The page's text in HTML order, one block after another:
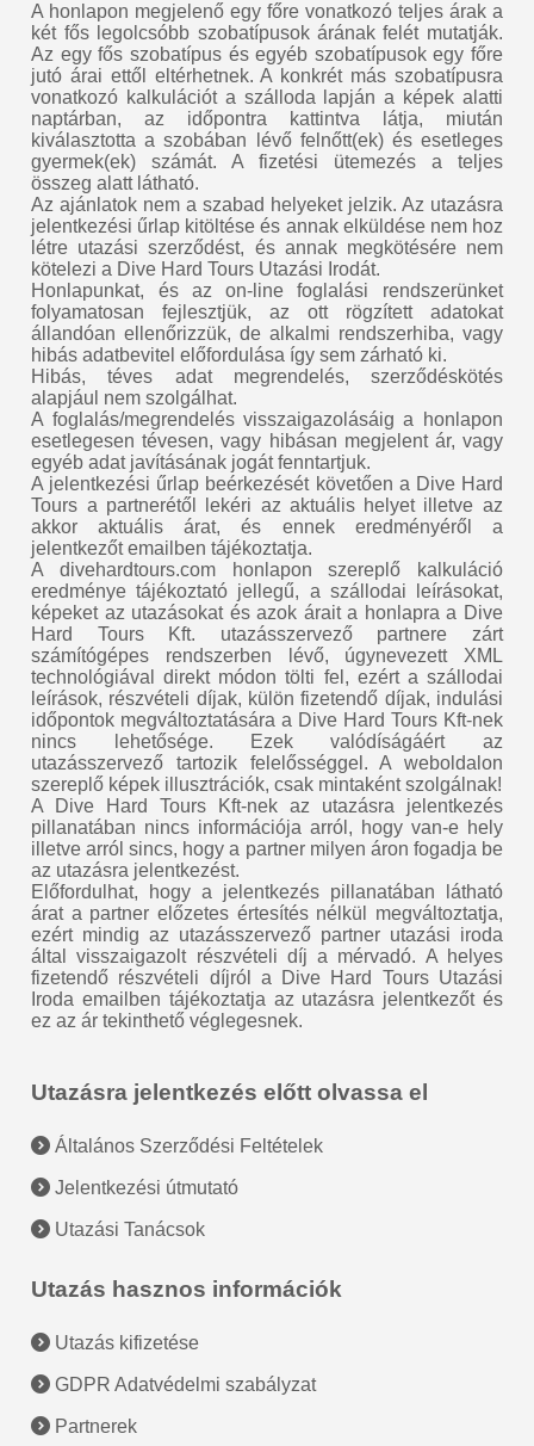
A honlapon megjelenő egy főre vonatkozó teljes árak a
két fős legolcsóbb szobatípusok árának felét mutatják.
Az egy fős szobatípus és egyéb szobatípusok egy főre
jutó árai ettől eltérhetnek. A konkrét más szobatípusra
vonatkozó kalkulációt a szálloda lapján a képek alatti
naptárban, az időpontra kattintva látja, miután
kiválasztotta a szobában lévő felnőtt(ek) és esetleges
gyermek(ek) számát. A fizetési ütemezés a teljes
összeg alatt látható.
Az ajánlatok nem a szabad helyeket jelzik. Az utazásra
jelentkezési űrlap kitöltése és annak elküldése nem hoz
létre utazási szerződést, és annak megkötésére nem
kötelezi a Dive Hard Tours Utazási Irodát.
Honlapunkat, és az on-line foglalási rendszerünket
folyamatosan fejlesztjük, az ott rögzített adatokat
állandóan ellenőrizzük, de alkalmi rendszerhiba, vagy
hibás adatbevitel előfordulása így sem zárható ki.
Hibás, téves adat megrendelés, szerződéskötés
alapjául nem szolgálhat.
A foglalás/megrendelés visszaigazolásáig a honlapon
esetlegesen tévesen, vagy hibásan megjelent ár, vagy
egyéb adat javításának jogát fenntartjuk.
A jelentkezési űrlap beérkezését követően a Dive Hard
Tours a partnerétől lekéri az aktuális helyet illetve az
akkor aktuális árat, és ennek eredményéről a
jelentkezőt emailben tájékoztatja.
A divehardtours.com honlapon szereplő kalkuláció
eredménye tájékoztató jellegű, a szállodai leírásokat,
képeket az utazásokat és azok árait a honlapra a Dive
Hard Tours Kft. utazásszervező partnere zárt
számítógépes rendszerben lévő, úgynevezett XML
technológiával direkt módon tölti fel, ezért a szállodai
leírások, részvételi díjak, külön fizetendő díjak, indulási
időpontok megváltoztatására a Dive Hard Tours Kft-nek
nincs lehetősége. Ezek valódíságáért az
utazásszervező tartozik felelősséggel. A weboldalon
szereplő képek illusztrációk, csak mintaként szolgálnak!
A Dive Hard Tours Kft-nek az utazásra jelentkezés
pillanatában nincs információja arról, hogy van-e hely
illetve arról sincs, hogy a partner milyen áron fogadja be
az utazásra jelentkezést.
Előfordulhat, hogy a jelentkezés pillanatában látható
árat a partner előzetes értesítés nélkül megváltoztatja,
ezért mindig az utazásszervező partner utazási iroda
által visszaigazolt részvételi díj a mérvadó. A helyes
fizetendő részvételi díjról a Dive Hard Tours Utazási
Iroda emailben tájékoztatja az utazásra jelentkezőt és
ez az ár tekinthető véglegesnek.
Utazásra jelentkezés előtt olvassa el
Általános Szerződési Feltételek
Jelentkezési útmutató
Utazási Tanácsok
Utazás hasznos információk
Utazás kifizetése
GDPR Adatvédelmi szabályzat
Partnerek